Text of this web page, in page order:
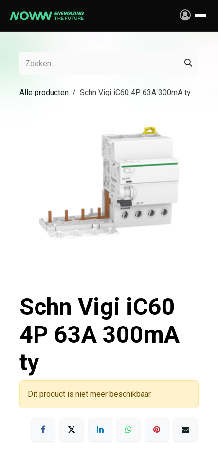
Alle producten Schn Vigi iC60 4P 63A 300mA ty
Schn Vigi iC60
4P 63A 300mA
ty
Dit product is niet meer beschikbaar.